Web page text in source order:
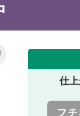
仕
フチ